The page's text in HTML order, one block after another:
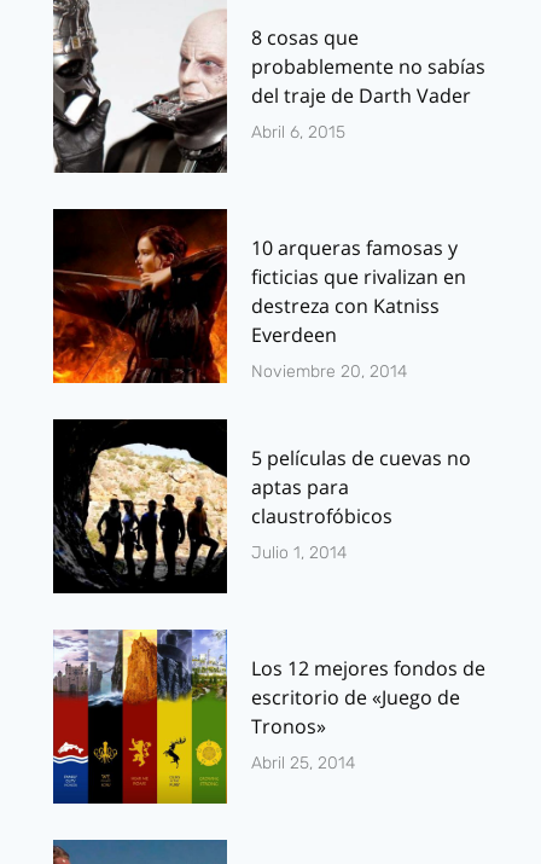
8 cosas que
probablemente no sabías
del traje de Darth Vader
Abril 6, 2015
10 arqueras famosas y
ficticias que rivalizan en
destreza con Katniss
Everdeen
Noviembre 20, 2014
5 películas de cuevas no
aptas para
claustrofóbicos
Julio 1, 2014
Los 12 mejores fondos de
escritorio de «Juego de
Tronos»
Abril 25, 2014